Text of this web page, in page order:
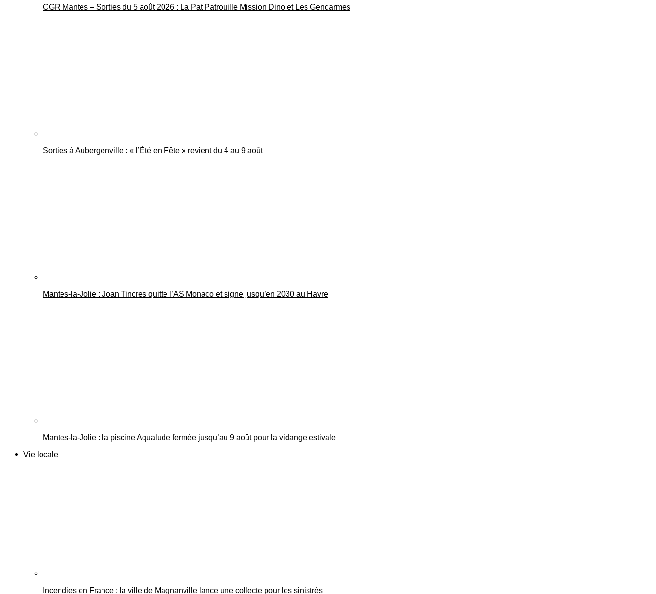
CGR Mantes – Sorties du 5 août 2026 : La Pat Patrouille Mission Dino et Les Gendarmes
Sorties à Aubergenville : « l’Été en Fête » revient du 4 au 9 août
Mantes-la-Jolie : Joan Tincres quitte l’AS Monaco et signe jusqu’en 2030 au Havre
Mantes-la-Jolie : la piscine Aqualude fermée jusqu’au 9 août pour la vidange estivale
Vie locale
Incendies en France : la ville de Magnanville lance une collecte pour les sinistrés